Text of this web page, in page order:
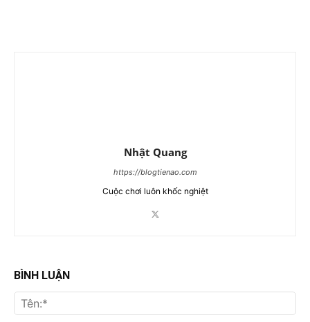
Nhật Quang
https://blogtienao.com
Cuộc chơi luôn khốc nghiệt
BÌNH LUẬN